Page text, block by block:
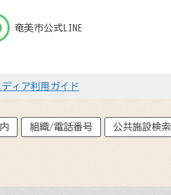
奄美市公式LINE
ィア利用ガイド
組織/電話番号 公共施設検索